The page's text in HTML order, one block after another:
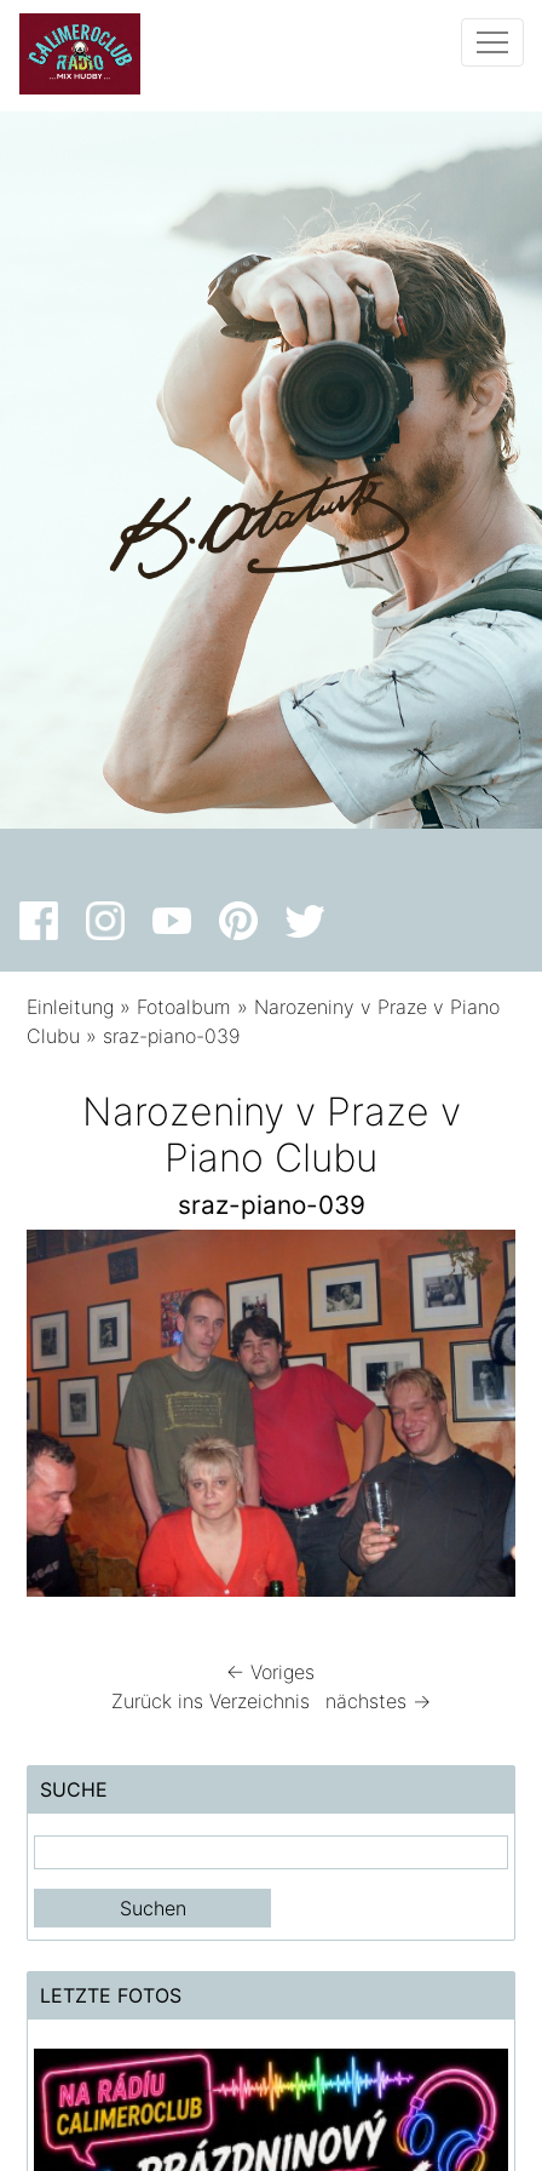
Einleitung » Fotoalbum » Narozeniny v Praze v Piano
Clubu » sraz-piano-039
Narozeniny v Praze v
Piano Clubu
sraz-piano-039
← Voriges
Zurück ins Verzeichnis
nächstes →
SUCHE
LETZTE FOTOS